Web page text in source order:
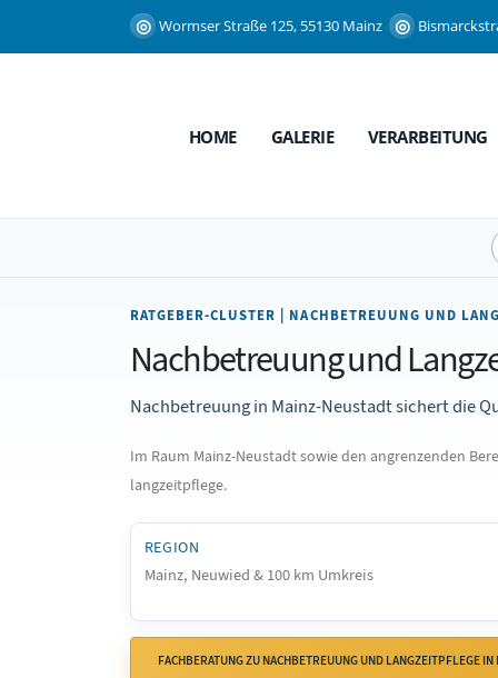
Wormser Straße 125, 55130 Mainz
HOME GALERIE VERARBEITUNG
RATGEBER-CLUSTER | NACHBETREUUNG UND
Nachbetreuung und
Nachbetreuung in Mainz-Neustadt sichert die
Im Raum Mainz-Neustadt sowie den angrenzenden
langzeitpflege.
REGION
Mainz, Neuwied & 100 km Umkreis
FACHBERATUNG ZU NACHBETREUUNG UND LANGZEITPFLEGE